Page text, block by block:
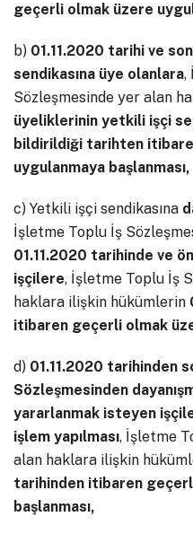
geçerli olmak üzere
b) 01.11.2020 tarihi ve
sendikasına üye olanlara,
Sözleşmesinde yer alan
üyeliklerinin yetkili işçi
bildirildiği tarihten
uygulanmaya başlanması,
c) Yetkili işçi sendikasına
İşletme Toplu İş
01.11.2020 tarihinde ve
işçilere, İşletme Toplu İş
haklara ilişkin hükümlerin
itibaren geçerli olmak
d) 01.11.2020 tarihinden
Sözleşmesinden
yararlanmak isteyen
işlem yapılması, İşletme
alan haklara ilişkin
tarihinden itibaren
başlanması,